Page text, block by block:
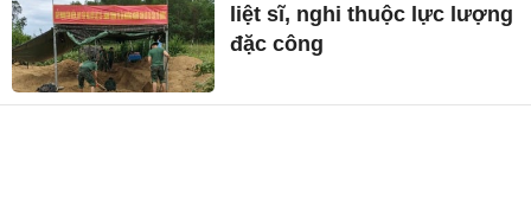
liệt sĩ, nghi thuộc lực lượng
đặc công